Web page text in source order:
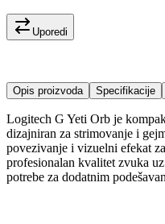
Uporedi
Opis proizvoda Specifikacije
Logitech G Yeti Orb je
dizajniran za strimovanje i
povezivanje i vizuelni efekat
profesionalan kvalitet zvuka
potrebe za dodatnim